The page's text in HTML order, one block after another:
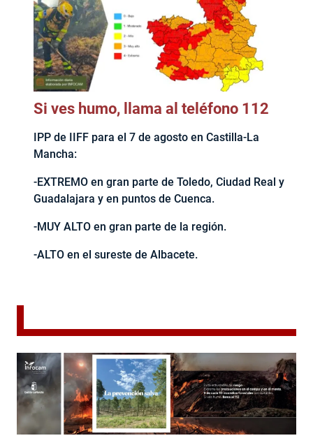
Si ves humo, llama al teléfono 112
IPP de IIFF para el 7 de agosto en Castilla-La
Mancha:
-EXTREMO en gran parte de Toledo, Ciudad Real y
Guadalajara y en puntos de Cuenca.
-MUY ALTO en gran parte de la región.
-ALTO en el sureste de Albacete.